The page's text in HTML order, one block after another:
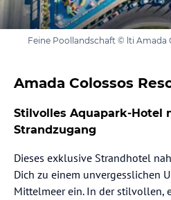
Feine Poollandschaft © lti Amada
Amada Colossos
Stilvolles Aquapark-Hotel
Strandzugang
Dieses exklusive Strandhotel
Dich zu einem unvergesslichen
Mittelmeer ein. In der stilvollen,